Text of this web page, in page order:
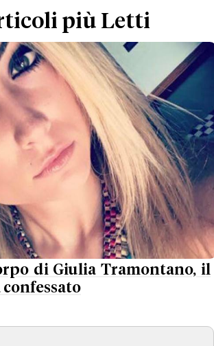
più Letti
di Giulia Tramontano, il